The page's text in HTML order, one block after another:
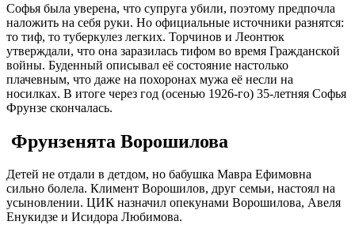
Софья была уверена, что супруга убили, поэтому предпочла
наложить на себя руки. Но официальные источники разнятся:
то тиф, то туберкулез легких. Торчинов и Леонтюк
утверждали, что она заразилась тифом во время Гражданской
войны. Буденный описывал её состояние настолько
плачевным, что даже на похоронах мужа её несли на
носилках. В итоге через год (осенью 1926-го) 35-летняя Софья
Фрунзе скончалась.
Фрунзенята Ворошилова
Детей не отдали в детдом, но бабушка Мавра Ефимовна
сильно болела. Климент Ворошилов, друг семьи, настоял на
усыновлении. ЦИК назначил опекунами Ворошилова, Авеля
Енукидзе и Исидора Любимова.